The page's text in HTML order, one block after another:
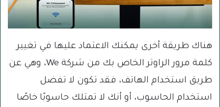
هناك طريقة أخرى يمكنك الاعتماد عليها في تغيير
كلمة مرور الراوتر الخاص بك من شركة We، وهي عن
طريق استخدام الهاتف، فقد تكون لا تفضل
استخدام الحاسوب، أو أنك لا تمتلك حاسوبًا خاصًا